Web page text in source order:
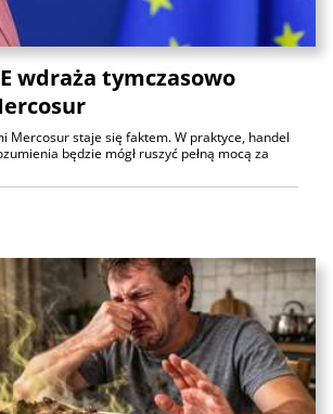
wdraża tymczasowo
Mercosur staje się faktem. W praktyce, handel
będzie mógł ruszyć pełną mocą za